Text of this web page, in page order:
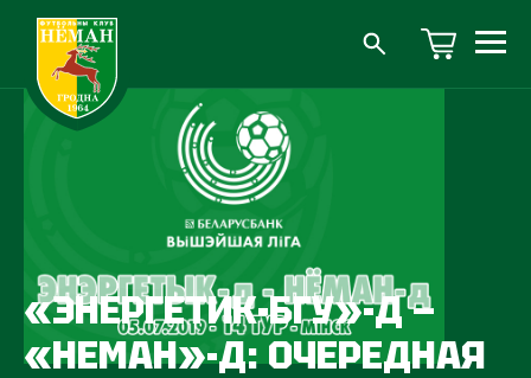
«ЭНЕРГЕТИК-БГУ»-Д —
«НЕМАН»-Д: ОЧЕРЕДНАЯ